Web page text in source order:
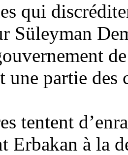
qui
Süleyman
une partie des
tentent
Erbakan à la